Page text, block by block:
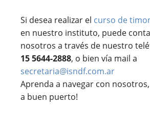
Si desea realizar el curso de
en nuestro instituto, puede
nosotros a través de nuestro
15 5644-2888, o bien vía mail a
secretaria@isndf.com.ar
Aprenda a navegar con
a buen puerto!